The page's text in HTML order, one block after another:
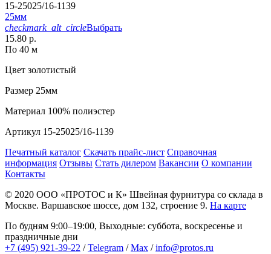
15-25025/16-1139
25мм
checkmark_alt_circleВыбрать
15.80 р.
По 40 м
Цвет золотистый
Размер 25мм
Материал 100% полиэстер
Артикул 15-25025/16-1139
Печатный каталог Скачать прайс-лист Справочная
информация Отзывы Стать дилером Вакансии О компании
Контакты
© 2020 ООО «ПРОТОС и К» Швейная фурнитура со склада в
Москве. Варшавское шоссе, дом 132, строение 9. На карте
По будням 9:00–19:00, Выходные: суббота, воскресенье и
праздничные дни
+7 (495) 921-39-22 /Telegram /Max /info@protos.ru